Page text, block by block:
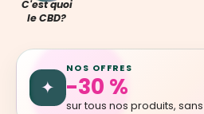
C'est quoi
le CBD?
✦
NOS OFFRES
-30 %
sur tous nos produits,